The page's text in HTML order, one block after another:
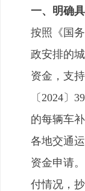
一、明确
按照《国
政安排的
资金，支
〔2024〕
的每辆车
各地交通
资金申请
付情况，